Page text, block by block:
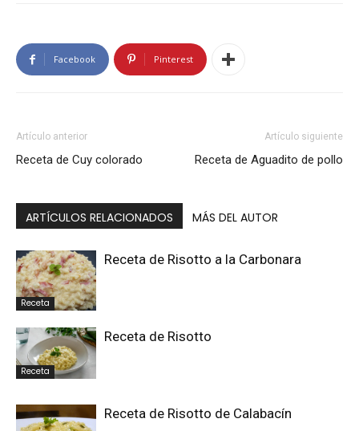
Facebook Pinterest
Artículo anterior
Receta de Cuy colorado
Artículo siguiente
Receta de Aguadito de pollo
ARTÍCULOS RELACIONADOS MÁS DEL AUTOR
Receta
Receta de Risotto a la Carbonara
Receta
Receta de Risotto
Receta de Risotto de Calabacín